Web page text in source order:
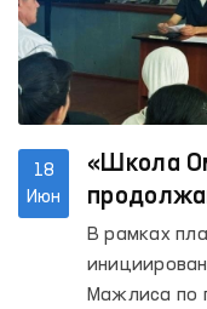
пунктов
опьянения
области.
18
Июн
«Школа
правовой
В рамках
Мажлиса по